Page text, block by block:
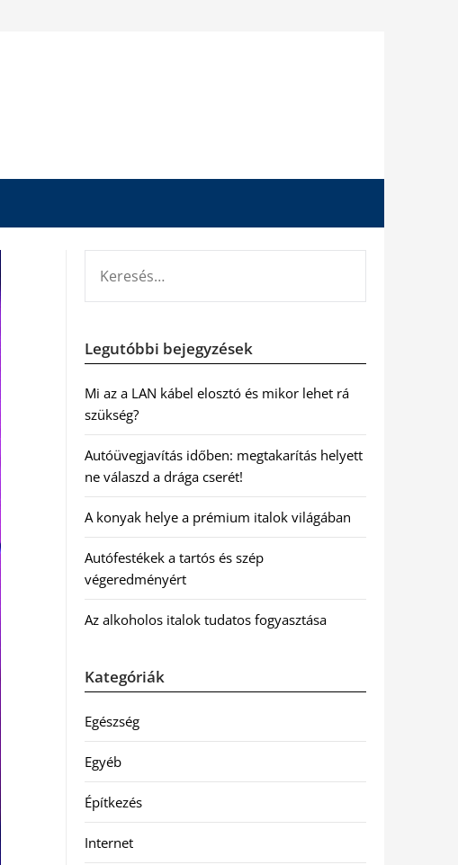
Legutóbbi bejegyzések
Mi az a LAN kábel elosztó és mikor lehet rá
szükség?
Autóüvegjavítás időben: megtakarítás helyett
ne válaszd a drága cserét!
A konyak helye a prémium italok világában
Autófestékek a tartós és szép
végeredményért
Az alkoholos italok tudatos fogyasztása
Kategóriák
Egészség
Egyéb
Építkezés
Internet